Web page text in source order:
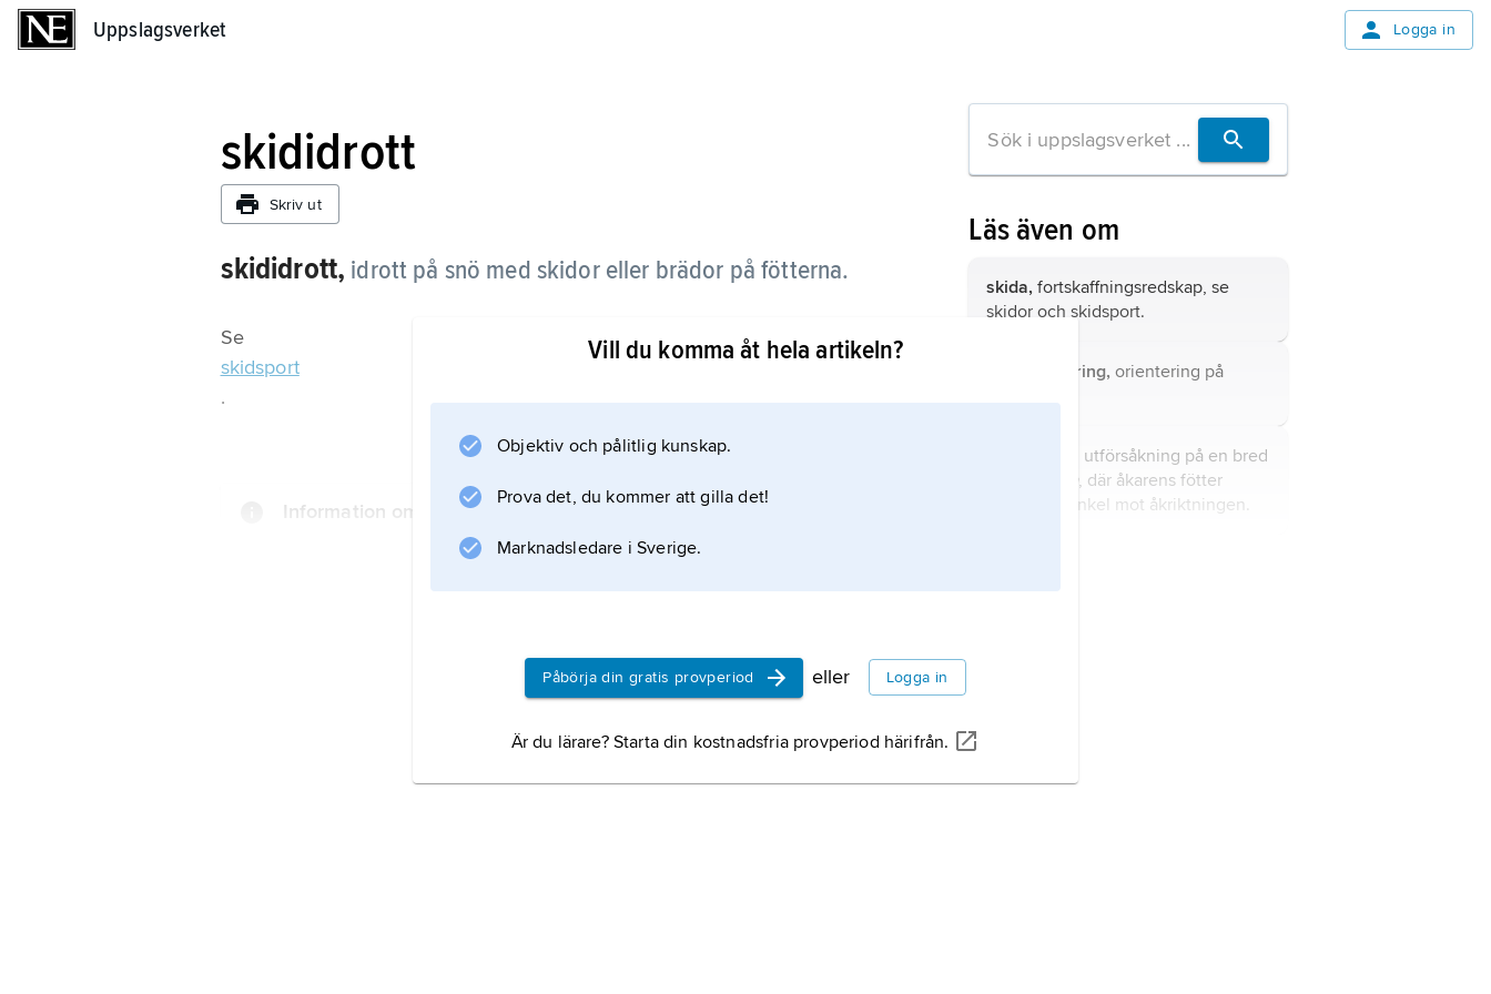
Uppslagsverket Logga in
skididrott
Skriv ut
skididrott, idrott på snö med skidor eller brädor på fötterna.
Se
skidsport
.
Information om artikeln
Vill du komma åt hela artikeln?
Objektiv och pålitlig kunskap.
Prova det, du kommer att gilla det!
Marknadsledare i Sverige.
Påbörja din gratis provperiod eller Logga in
Är du lärare? Starta din kostnadsfria provperiod härifrån.
Läs även om
skida, fortskaffningsredskap, se
skidor ochskidsport.
skidorientering, orientering på
, utförsåkning på en bred
bräda, där åkarens fötter
placeras i vinkel mot åkriktningen.